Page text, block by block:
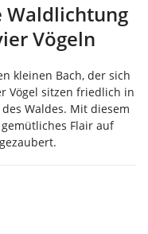
Waldlichtung
Vögeln
kleinen Bach, der sich
Vögel sitzen friedlich in
Waldes. Mit diesem
Flair auf